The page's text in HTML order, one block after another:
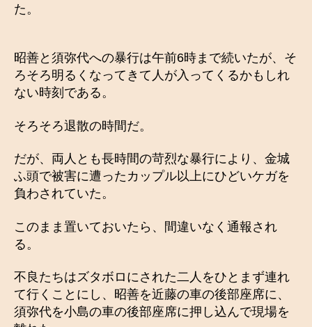
た。
昭善と須弥代への暴行は午前6時まで続いたが、そ
ろそろ明るくなってきて人が入ってくるかもしれ
ない時刻である。
そろそろ退散の時間だ。
だが、両人とも長時間の苛烈な暴行により、金城
ふ頭で被害に遭ったカップル以上にひどいケガを
負わされていた。
このまま置いておいたら、間違いなく通報され
る。
不良たちはズタボロにされた二人をひとまず連れ
て行くことにし、昭善を近藤の車の後部座席に、
須弥代を小島の車の後部座席に押し込んで現場を